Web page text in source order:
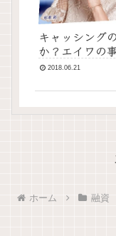
キャッシング
か？エイワの
2018.06.21
ホーム 融資